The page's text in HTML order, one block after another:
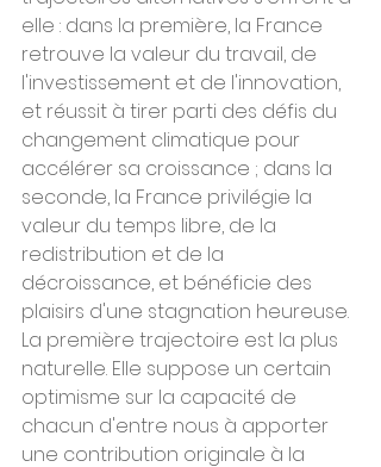
elle : dans la première, la France
retrouve la valeur du travail, de
l'investissement et de l'innovation,
et réussit à tirer parti des défis du
changement climatique pour
accélérer sa croissance ; dans la
seconde, la France privilégie la
valeur du temps libre, de la
redistribution et de la
décroissance, et bénéficie des
plaisirs d'une stagnation heureuse.
La première trajectoire est la plus
naturelle. Elle suppose un certain
optimisme sur la capacité de
chacun d'entre nous à apporter
une contribution originale à la